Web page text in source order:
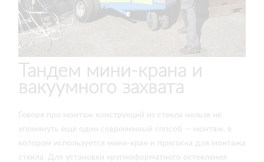
Тандем мини-крана и
вакуумного захвата
Говоря про монтаж конструкций из стекла нельзя не
упомянуть еще один современный способ — монтаж, в
котором используется мини-кран и присоска для монтажа
стекла. Для установки крупноформатного остекления